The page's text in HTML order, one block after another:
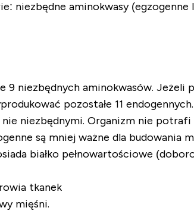
niezbędne aminokwasy (egzogenne
9 niezbędnych aminokwasów.
pozostałe 11 endogennych.
niezbędnymi. Organizm nie
są mniej ważne dla budowania
białko pełnowartościowe
tkanek
mięśni.